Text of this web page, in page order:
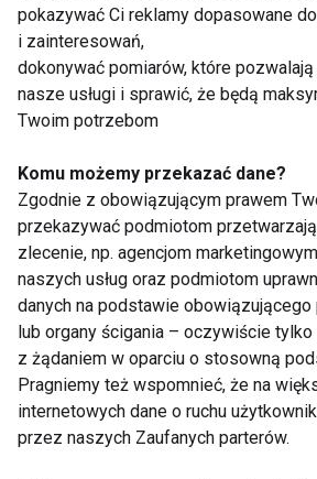
Soft wellness: Nowy
trend w dbaniu o
Co
Pokaż więcej
Zdrowie
pokazywać Ci reklamy dopasowane
i zainteresowań,
dokonywać pomiarów, które
nasze usługi i sprawić, że będą
Twoim potrzebom
Komu możemy przekazać dane?
Zgodnie z obowiązującym prawem
przekazywać podmiotom
zlecenie, np. agencjom
naszych usług oraz podmiotom
danych na podstawie obowiązującego
lub organy ścigania – oczywiście
z żądaniem w oparciu o stosowną
Pragniemy też wspomnieć, że na
internetowych dane o ruchu
przez naszych Zaufanych parterów.